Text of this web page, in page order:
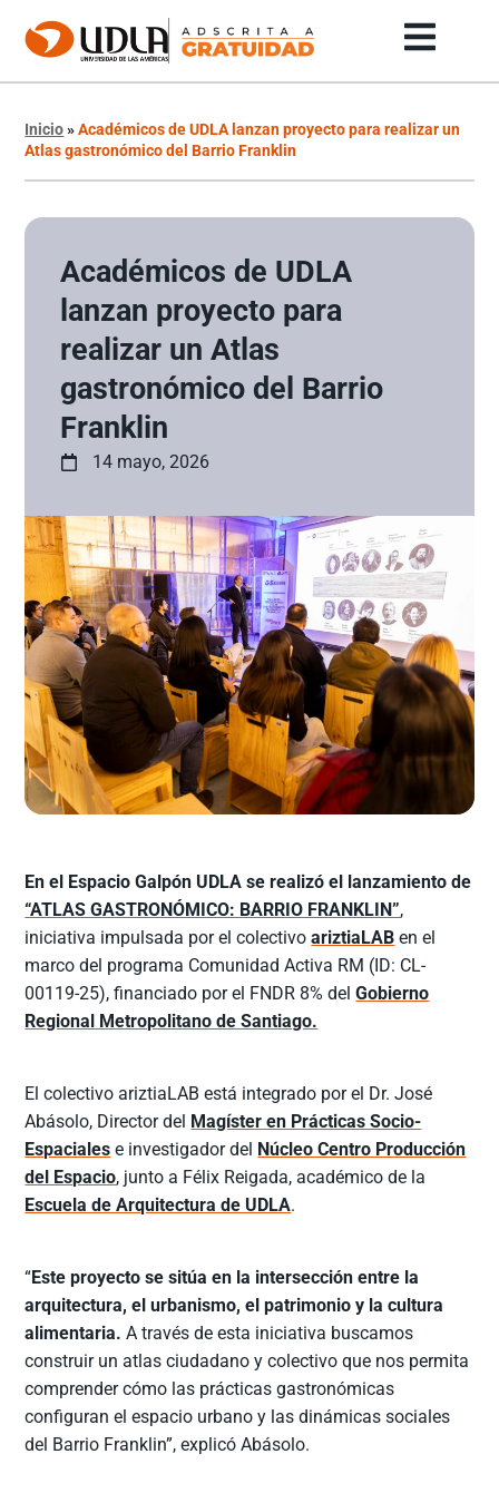
Inicio»Académicos de UDLA lanzan proyecto para realizar un
Atlas gastronómico del Barrio Franklin
Académicos de UDLA
lanzan proyecto para
realizar un Atlas
gastronómico del Barrio
Franklin
14 mayo, 2026
En el Espacio Galpón UDLA se realizó el lanzamiento de
“ATLAS GASTRONÓMICO: BARRIO FRANKLIN”,
iniciativa impulsada por el colectivoariztiaLAB en el
marco del programa Comunidad Activa RM (ID: CL-
00119-25), financiado por el FNDR 8% delGobierno
Regional Metropolitano de Santiago.
El colectivo ariztiaLAB está integrado por el Dr. José
Abásolo, Director del Magíster en Prácticas Socio-
Espaciales e investigador del Núcleo Centro Producción
del Espacio, junto a Félix Reigada, académico de la
Escuela de Arquitectura de UDLA.
“Este proyecto se sitúa en la intersección entre la
arquitectura, el urbanismo, el patrimonio y la cultura
alimentaria. A través de esta iniciativa buscamos
construir un atlas ciudadano y colectivo que nos permita
comprender cómo las prácticas gastronómicas
configuran el espacio urbano y las dinámicas sociales
del Barrio Franklin”, explicó Abásolo.